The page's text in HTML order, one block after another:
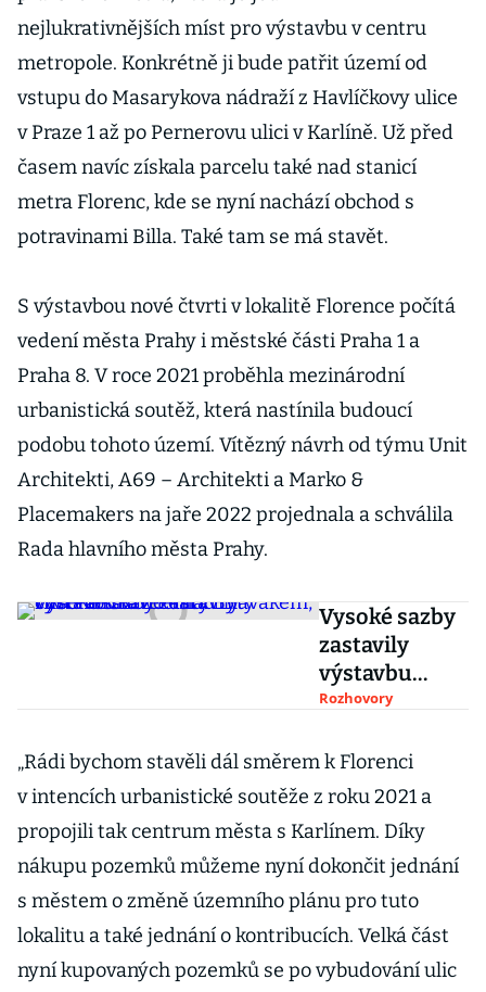
nejlukrativnějších míst pro výstavbu v centru
metropole. Konkrétně ji bude patřit území od
vstupu do Masarykova nádraží z Havlíčkovy ulice
v Praze 1 až po Pernerovu ulici v Karlíně. Už před
časem navíc získala parcelu také nad stanicí
metra Florenc, kde se nyní nachází obchod s
potravinami Billa. Také tam se má stavět.
S výstavbou nové čtvrti v lokalitě Florence počítá
vedení města Prahy i městské části Praha 1 a
Praha 8. V roce 2021 proběhla mezinárodní
urbanistická soutěž, která nastínila budoucí
podobu tohoto území. Vítězný návrh od týmu Unit
Architekti, A69 – Architekti a Marko &
Placemakers na jaře 2022 projednala a schválila
Rada hlavního města Prahy.
Vysoké sazby
zastavily
výstavbu
kanceláří.
stavět i nad
hlavákem,
Penty
Rozhovory
„Rádi bychom stavěli dál směrem k Florenci
v intencích urbanistické soutěže z roku 2021 a
propojili tak centrum města s Karlínem. Díky
nákupu pozemků můžeme nyní dokončit jednání
s městem o změně územního plánu pro tuto
lokalitu a také jednání o kontribucích. Velká část
nyní kupovaných pozemků se po vybudování ulic